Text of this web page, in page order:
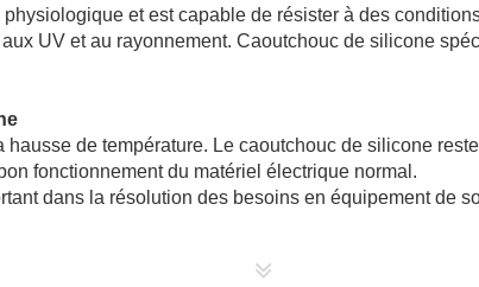
et est capable de résister à des
UV et au rayonnement. Caoutchouc de silicone
hausse de température. Le caoutchouc de silicone
fonctionnement du matériel électrique normal.
dans la résolution des besoins en équipement de